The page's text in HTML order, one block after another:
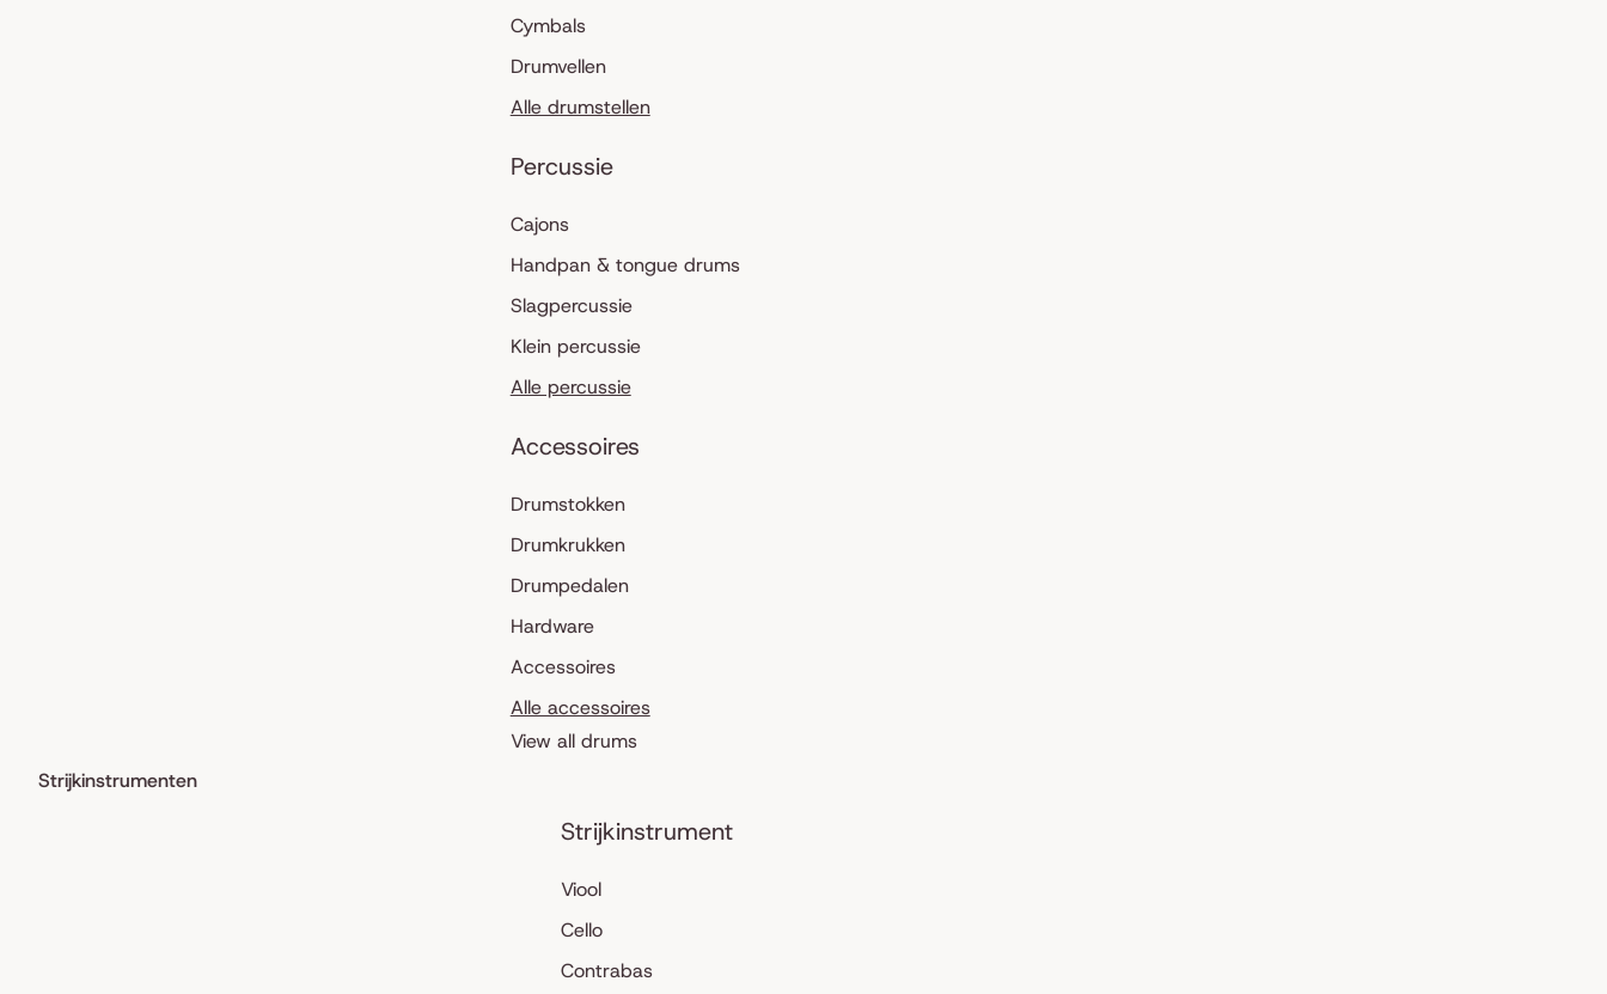
Cymbals
Drumvellen
Alle drumstellen
Percussie
Cajons
Handpan & tongue drums
Slagpercussie
Klein percussie
Alle percussie
Accessoires
Drumstokken
Drumkrukken
Drumpedalen
Hardware
Accessoires
Alle accessoires
View all drums
Strijkinstrumenten
Strijkinstrument
Viool
Cello
Contrabas